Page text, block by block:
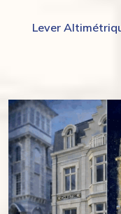
l’article
Lever